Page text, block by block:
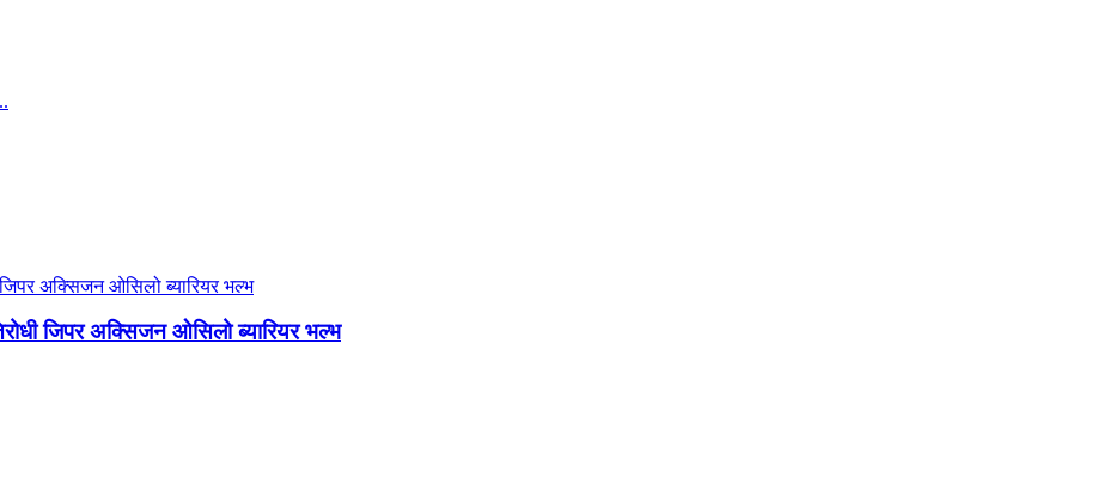
जिपर अक्सिजन ओसिलो ब्यारियर भल्भ